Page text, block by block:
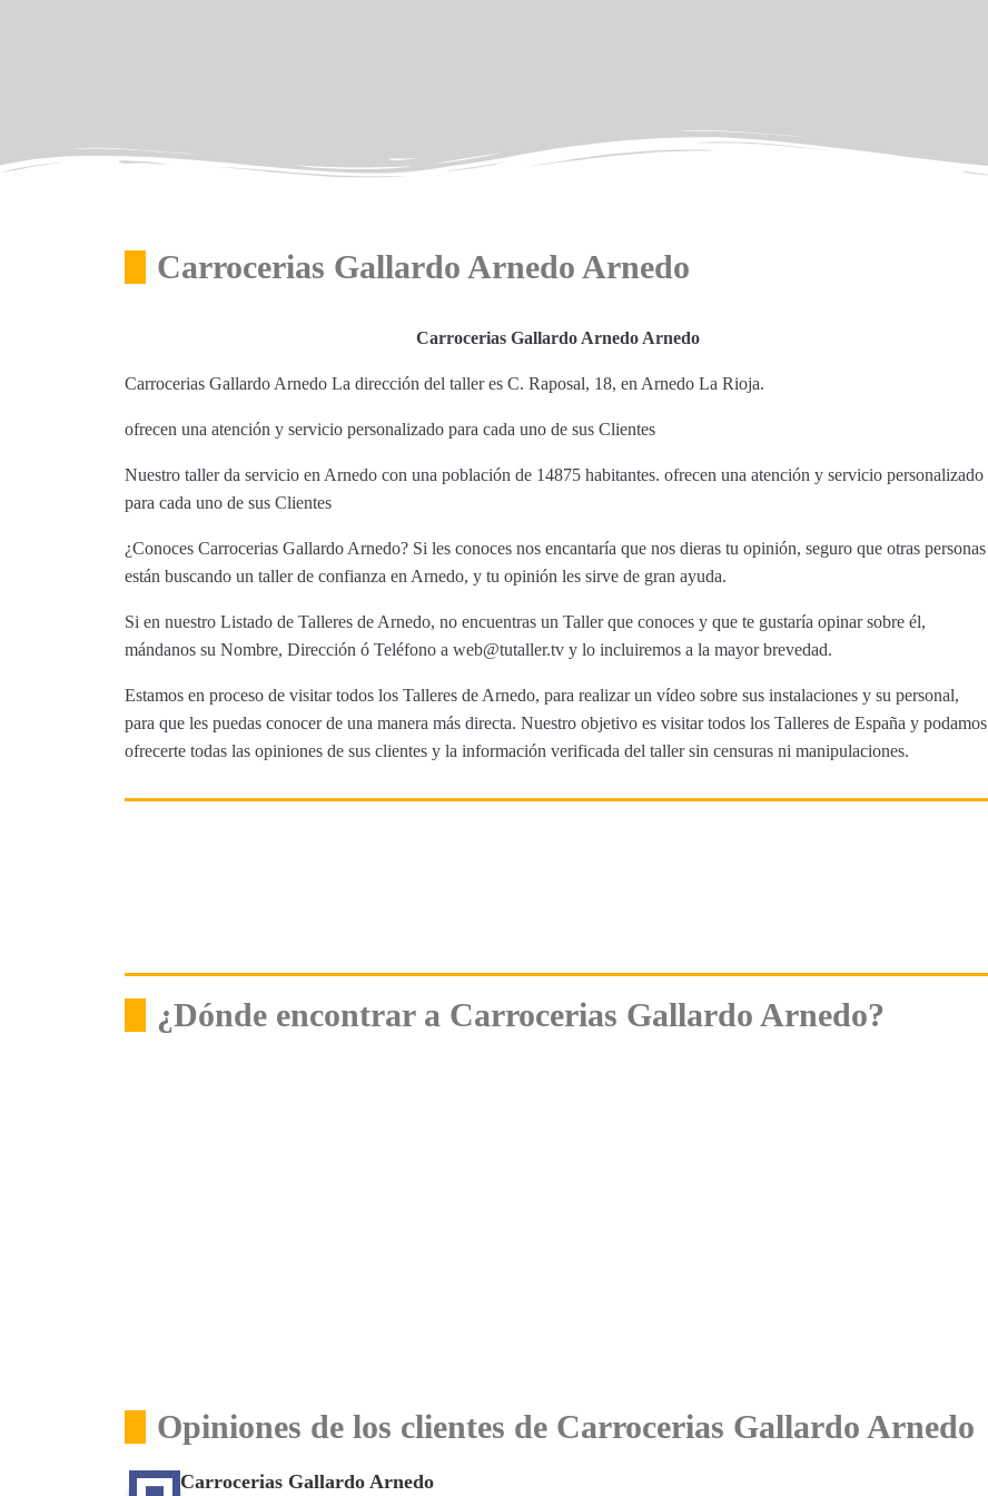
Carrocerias Gallardo Arnedo Arnedo
Carrocerias Gallardo Arnedo Arnedo
Carrocerias Gallardo Arnedo La dirección del taller es C. Raposal, 18, en Arnedo La Rioja.
ofrecen una atención y servicio personalizado para cada uno de sus Clientes
Nuestro taller da servicio en Arnedo con una población de 14875 habitantes. ofrecen una atención y servicio personalizado
para cada uno de sus Clientes
¿Conoces Carrocerias Gallardo Arnedo? Si les conoces nos encantaría que nos dieras tu opinión, seguro que otras personas
están buscando un taller de confianza en Arnedo, y tu opinión les sirve de gran ayuda.
Si en nuestro Listado de Talleres de Arnedo, no encuentras un Taller que conoces y que te gustaría opinar sobre él,
mándanos su Nombre, Dirección ó Teléfono a web@tutaller.tv y lo incluiremos a la mayor brevedad.
Estamos en proceso de visitar todos los Talleres de Arnedo, para realizar un vídeo sobre sus instalaciones y su personal,
para que les puedas conocer de una manera más directa. Nuestro objetivo es visitar todos los Talleres de España y podamos
ofrecerte todas las opiniones de sus clientes y la información verificada del taller sin censuras ni manipulaciones.
¿Dónde encontrar a Carrocerias Gallardo Arnedo?
Opiniones de los clientes de Carrocerias Gallardo Arnedo
Carrocerias Gallardo Arnedo